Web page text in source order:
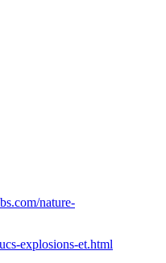
nature-
explosions-et.html